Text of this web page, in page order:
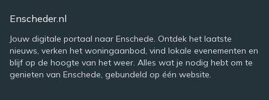
Enscheder.nl
Jouw digitale portaal naar Enschede. Ontdek het laatste
nieuws, verken het woningaanbod, vind lokale evenementen en
blijf op de hoogte van het weer. Alles wat je nodig hebt om te
genieten van Enschede, gebundeld op één website.